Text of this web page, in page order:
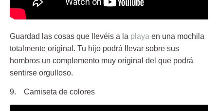
Guardad las cosas que llevéis a la playa en una mochila
totalmente original. Tu hijo podrá llevar sobre sus
hombros un complemento muy original del que podrá
sentirse orgulloso.
9. Camiseta de colores